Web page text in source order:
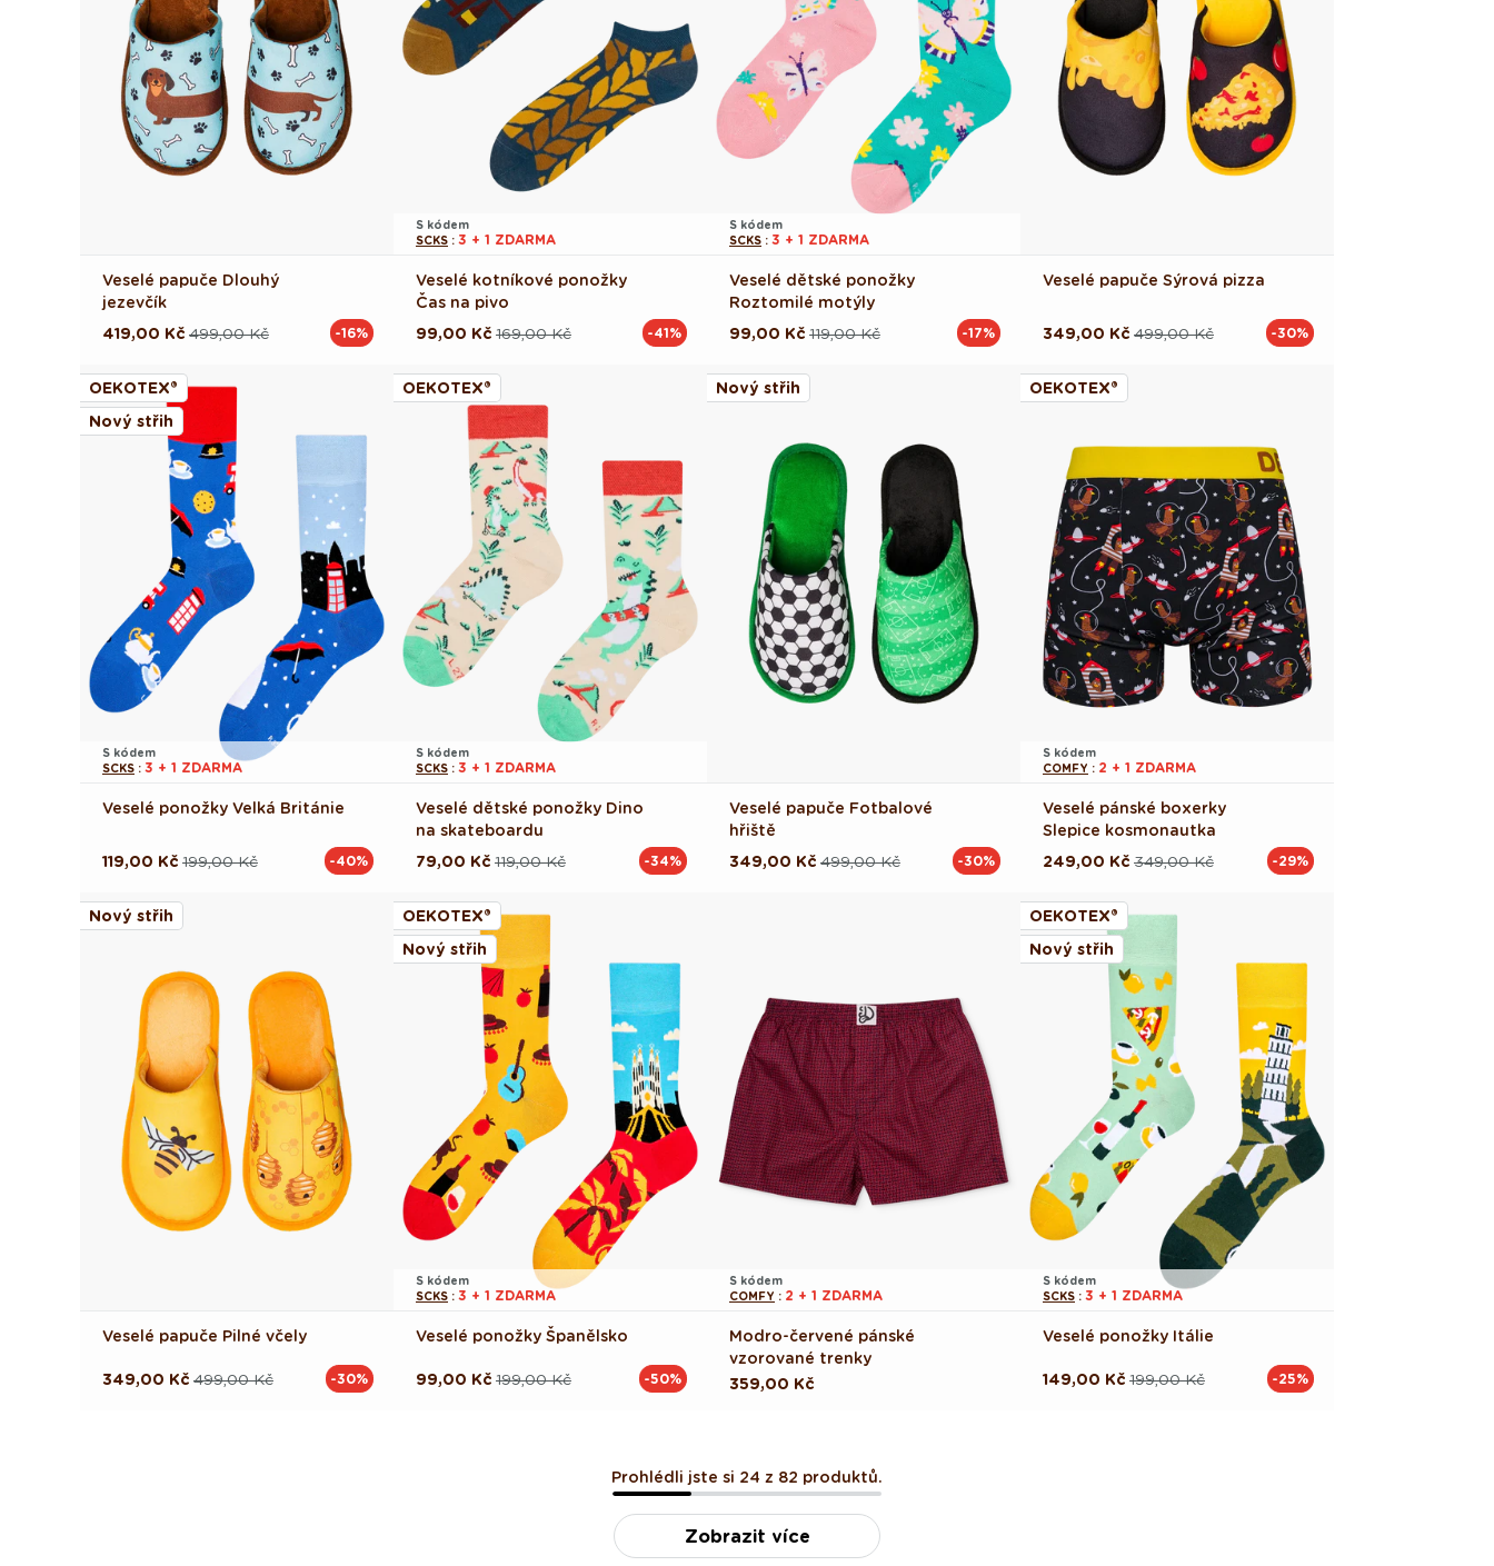
Veselé papuče Dlouhý
jezevčík
Běžná
499,00 Kč
Výprodejová
419,00 Kč -16%
S kódem
SCKS : 3 + 1 ZDARMA
Veselé kotníkové ponožky
Čas na pivo
Běžná
169,00 Kč
Výprodejová
99,00 Kč -41%
S kódem
SCKS : 3 + 1 ZDARMA
Veselé dětské ponožky
Roztomilé motýly
Běžná
119,00 Kč
Výprodejová
99,00 Kč -17%
Veselé papuče Sýrová pizza
Běžná
499,00 Kč
Výprodejová
349,00 Kč -30%
OEKOTEX®
Nový střih
S kódem
SCKS : 3 + 1 ZDARMA
Veselé ponožky Velká Británie
Běžná
199,00 Kč
Výprodejová
119,00 Kč -40%
OEKOTEX®
S kódem
SCKS : 3 + 1 ZDARMA
Veselé dětské ponožky Dino
na skateboardu
Běžná
119,00 Kč
Výprodejová
79,00 Kč -34%
Nový střih
Veselé papuče Fotbalové
hřiště
Běžná
499,00 Kč
Výprodejová
349,00 Kč -30%
OEKOTEX®
S kódem
COMFY : 2 + 1 ZDARMA
Veselé pánské boxerky
Slepice kosmonautka
Běžná
349,00 Kč
Výprodejová
249,00 Kč -29%
Nový střih
Veselé papuče Pilné včely
Běžná
499,00 Kč
Výprodejová
349,00 Kč -30%
OEKOTEX®
Nový střih
S kódem
SCKS : 3 + 1 ZDARMA
Veselé ponožky Španělsko
Běžná
199,00 Kč
Výprodejová
99,00 Kč -50%
S kódem
COMFY : 2 + 1 ZDARMA
Modro-červené pánské
vzorované trenky
Běžná
359,00 Kč
OEKOTEX®
Nový střih
S kódem
SCKS : 3 + 1 ZDARMA
Veselé ponožky Itálie
Běžná
199,00 Kč
Výprodejová
149,00 Kč -25%
Prohlédli jste si 24 z 82 produktů.
Zobrazit více